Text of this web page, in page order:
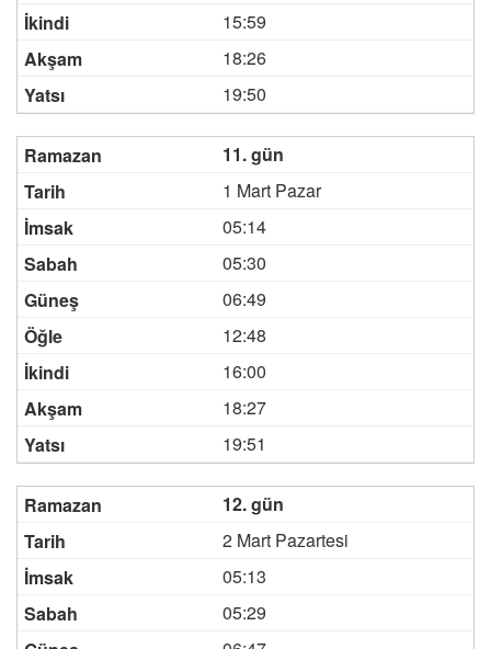
15:59
18:26
19:50
11. gün
1 Mart Pazar
05:14
05:30
06:49
12:48
16:00
18:27
19:51
12. gün
2 Mart Pazartesi
05:13
05:29